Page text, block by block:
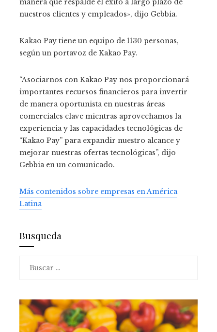
nuestros clientes y empleados», dijo Gebbia.
Kakao Pay tiene un equipo de 1130 personas,
según un portavoz de Kakao Pay.
“Asociarnos con Kakao Pay nos proporcionará
importantes recursos financieros para invertir
de manera oportunista en nuestras áreas
comerciales clave mientras aprovechamos la
experiencia y las capacidades tecnológicas de
“Kakao Pay” para expandir nuestro alcance y
mejorar nuestras ofertas tecnológicas”, dijo
Gebbia en un comunicado.
Más contenidos sobre empresas en América
Latina
Busqueda